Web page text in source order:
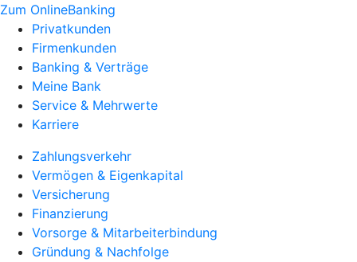
Zum OnlineBanking
Privatkunden
Firmenkunden
Banking & Verträge
Meine Bank
Service & Mehrwerte
Karriere
Zahlungsverkehr
Vermögen & Eigenkapital
Versicherung
Finanzierung
Vorsorge & Mitarbeiterbindung
Gründung & Nachfolge